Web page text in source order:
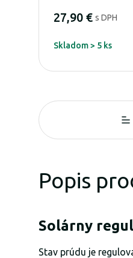
27,90 € s DPH
Skladom > 5 ks
Popis
Solárny
Stav prúdu je